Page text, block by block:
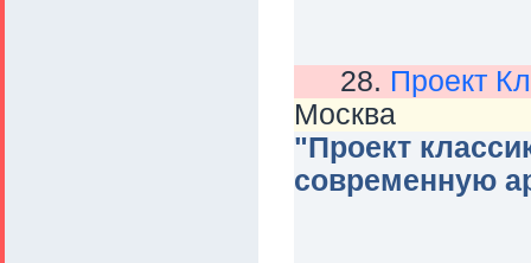
28. Проект
Москва
"Проект
современную